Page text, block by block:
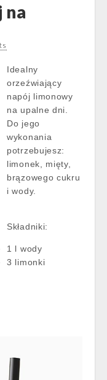
na
Idealny
orzeźwiający
napój limonowy
na upalne dni.
Do jego
wykonania
potrzebujesz:
limonek, mięty,
brązowego cukru
i wody.
Składniki:
1 l wody
3 limonki